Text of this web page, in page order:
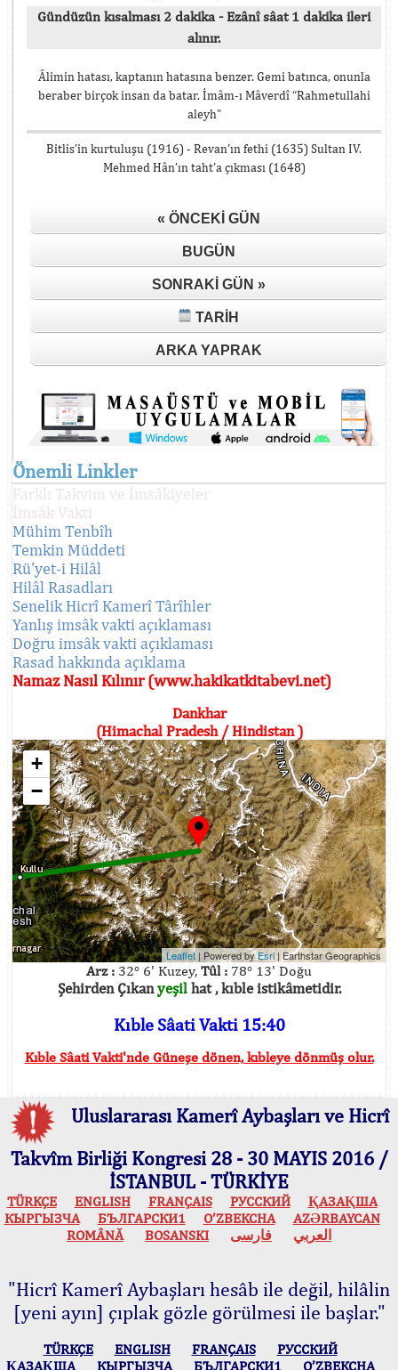
Gündüzün kısalması 2 dakika - Ezânî sâat 1 dakika ileri
alınır.
Âlimin hatası, kaptanın hatasına benzer. Gemi batınca, onunla
beraber birçok insan da batar. İmâm-ı Mâverdî “Rahmetullahi
aleyh”
Bitlis’in kurtuluşu (1916) - Revan’ın fethi (1635) Sultan IV.
Mehmed Hân’ın taht’a çıkması (1648)
« ÖNCEKI GÜN
BUGÜN
SONRAKI GÜN »
TARIH
ARKA YAPRAK
Önemli Linkler
Farklı Takvim ve İmsâkiyeler
İmsâk Vakti
Mühim Tenbîh
Temkin Müddeti
Rü'yet-i Hilâl
Hilâl Rasadları
Senelik Hicrî Kamerî Târîhler
Yanlış imsâk vakti açıklaması
Doğru imsâk vakti açıklaması
Rasad hakkında açıklama
Namaz Nasıl Kılınır (www.hakikatkitabevi.net)
Dankhar
(Himachal Pradesh / Hindistan )
+
−
Leaflet| Powered byEsri| Earthstar Geographics
Arz : 32° 6' Kuzey, Tûl : 78° 13' Doğu
Şehirden Çıkanyeşilhat , kıble istikâmetidir.
Kıble Sâati Vakti 15:40
Kıble Sâati Vakti'nde Güneşe dönen, kıbleye dönmüş olur.
Uluslararası Kamerî Aybaşları ve Hicrî
Takvîm Birliği Kongresi 28 - 30 MAYIS 2016 /
İSTANBUL - TÜRKİYE
TÜRKÇE ENGLISH FRANÇAIS РУССКИЙ
ҚАЗАҚША
КЫPГЫЗЧA
БЪЛГАРСКИ1 O’ZBEKCHA
AZӘRBAYCAN
ROMÂNĂ
BOSANSKI العربي فارسی
"Hicrî Kamerî Aybaşları hesâb ile değil, hilâlin
[yeni ayın] çıplak gözle görülmesi ile başlar."
TÜRKÇE ENGLISH FRANÇAIS
РУССКИЙ
ҚАЗАҚША
КЫPГЫЗЧA БЪЛГАРСКИ1 O’ZBEKCHA